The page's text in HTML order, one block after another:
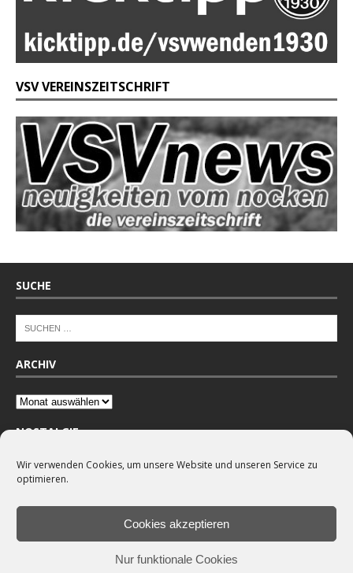
Wir verwenden Cookies, um unsere Website und unseren Service zu
optimieren.
Cookies akzeptieren
Nur funktionale Cookies
VSV VEREINSZEITSCHRIFT
SUCHE
ARCHIV
NOSTALGIE